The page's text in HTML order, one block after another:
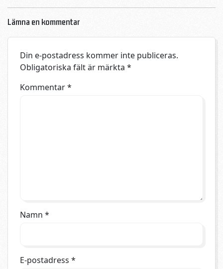
Lämna en kommentar
Din e-postadress kommer inte publiceras.
Obligatoriska fält är märkta *
Kommentar*
Namn *
E-postadress *